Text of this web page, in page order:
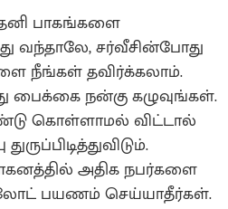
பாகங்களை
வந்தாலே, சர்வீசின்போது
நீங்கள் தவிர்க்கலாம்.
பைக்கை நன்கு கழுவுங்கள்.
கொள்ளாமல் விட்டால்
அதிக நபர்களை
பயணம் செய்யாதீர்கள்.